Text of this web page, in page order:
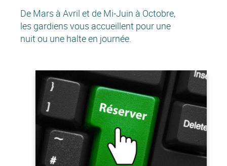
De Mars à Avril et de Mi-Juin à Octobre,
les gardiens vous accueillent pour une
nuit ou une halte en journée.